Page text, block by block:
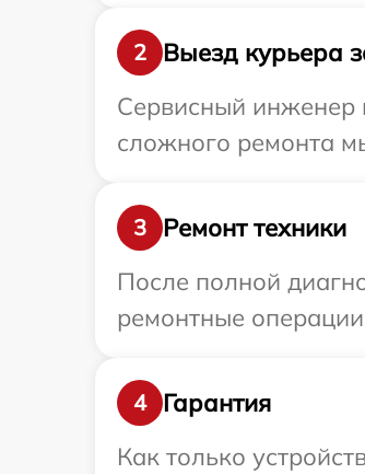
2
Выезд курьера
Сервисный инженер
сложного ремонта
3
Ремонт техники
После полной
ремонтные
4
Гарантия
Как только